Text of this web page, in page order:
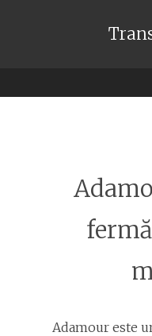
Adamour este